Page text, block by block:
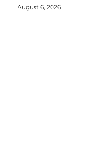
August 6, 2026